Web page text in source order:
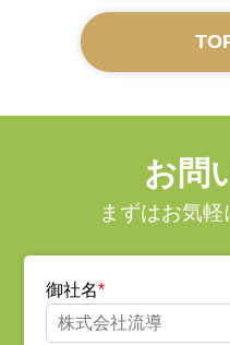
お問
まずはお気
御社名